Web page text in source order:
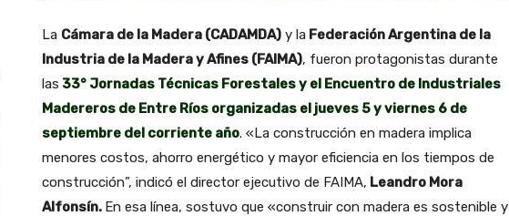
La Cámara de la Madera (CADAMDA)y laFederación Argentina de la
Industria de la Madera y Afines (FAIMA), fueron protagonistas durante
las 33° Jornadas Técnicas Forestales y el Encuentro de Industriales
Madereros de Entre Ríos organizadas el jueves 5 y viernes 6 de
septiembre del corriente año. «La construcción en madera implica
menores costos, ahorro energético y mayor eficiencia en los tiempos de
construcción”, indicó el director ejecutivo de FAIMA, Leandro Mora
Alfonsín. En esa línea, sostuvo que «construir con madera es sostenible y